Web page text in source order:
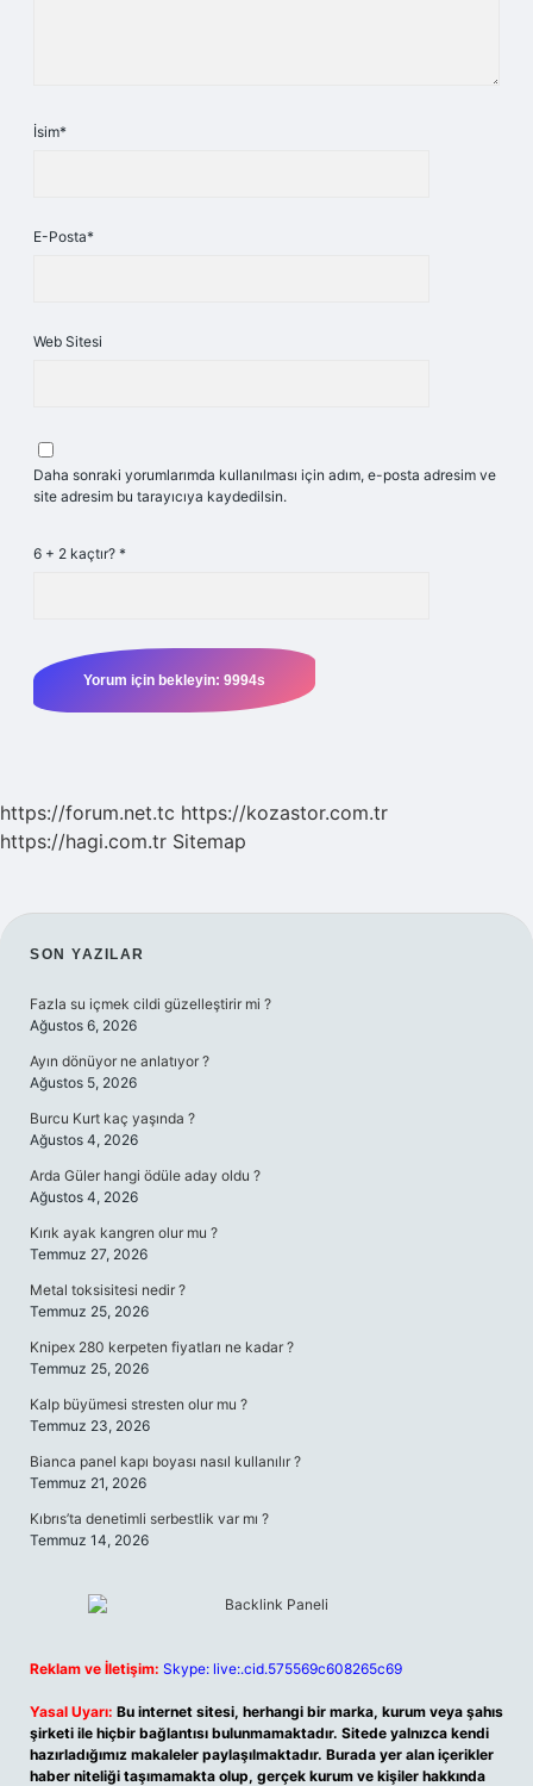
İsim*
E-Posta*
Web Sitesi
Daha sonraki yorumlarımda kullanılması için adım, e-posta adresim ve
site adresim bu tarayıcıya kaydedilsin.
6 + 2 kaçtır? *
https://forum.net.tc https://kozastor.com.tr
https://hagi.com.tr Sitemap
SIDEBAR
SON YAZILAR
Fazla su içmek cildi güzelleştirir mi ?
Ağustos 6, 2026
Ayın dönüyor ne anlatıyor ?
Ağustos 5, 2026
Burcu Kurt kaç yaşında ?
Ağustos 4, 2026
Arda Güler hangi ödüle aday oldu ?
Ağustos 4, 2026
Kırık ayak kangren olur mu ?
Temmuz 27, 2026
Metal toksisitesi nedir ?
Temmuz 25, 2026
Knipex 280 kerpeten fiyatları ne kadar ?
Temmuz 25, 2026
Kalp büyümesi stresten olur mu ?
Temmuz 23, 2026
Bianca panel kapı boyası nasıl kullanılır ?
Temmuz 21, 2026
Kıbrıs’ta denetimli serbestlik var mı ?
Temmuz 14, 2026
Reklam ve İletişim: Skype: live:.cid.575569c608265c69
Yasal Uyarı: Bu internet sitesi, herhangi bir marka, kurum veya şahıs
şirketi ile hiçbir bağlantısı bulunmamaktadır. Sitede yalnızca kendi
hazırladığımız makaleler paylaşılmaktadır. Burada yer alan içerikler
haber niteliği taşımamakta olup, gerçek kurum ve kişiler hakkında